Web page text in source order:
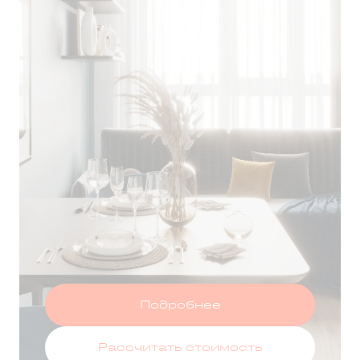
Подробнее
Рассчитать стоимость
ЗА 75 ДНЕЙ
Оставить заявку
и принимаю условия политики конфиденциальности